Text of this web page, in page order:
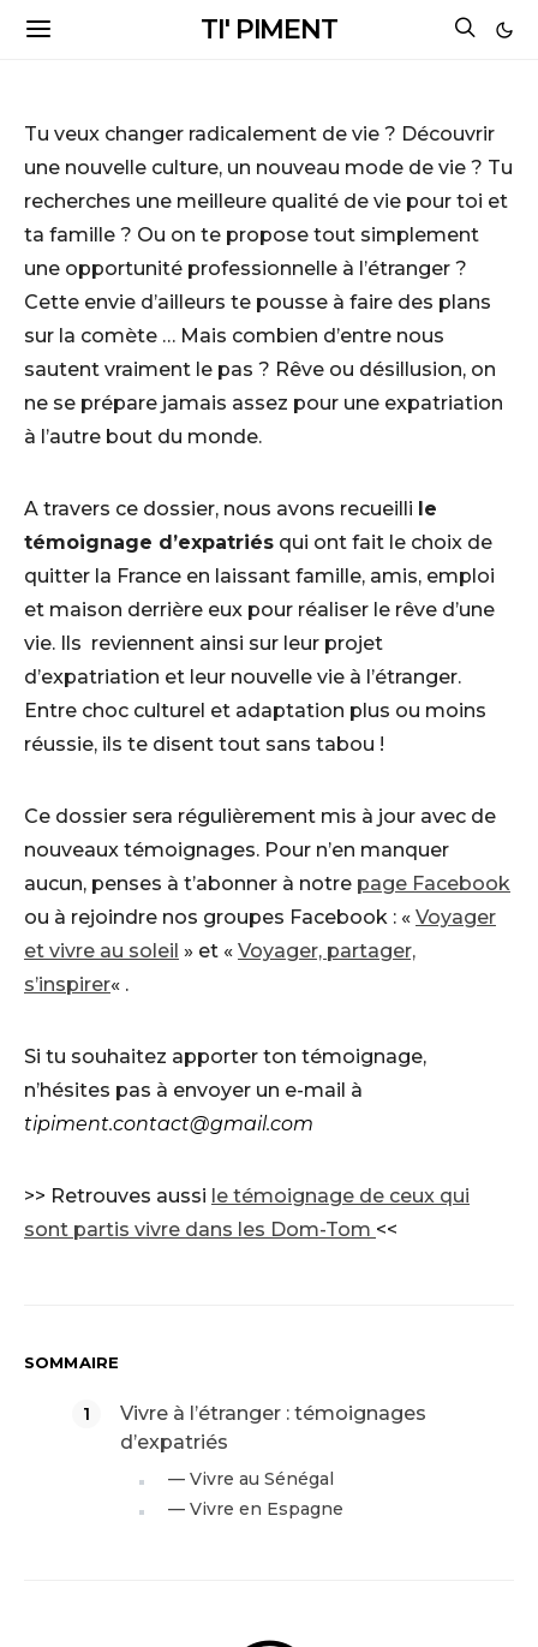
TI' PIMENT
Tu veux changer radicalement de vie ? Découvrir
une nouvelle culture, un nouveau mode de vie ? Tu
recherches une meilleure qualité de vie pour toi et
ta famille ? Ou on te propose tout simplement
une opportunité professionnelle à l’étranger ?
Cette envie d’ailleurs te pousse à faire des plans
sur la comète … Mais combien d’entre nous
sautent vraiment le pas ? Rêve ou désillusion, on
ne se prépare jamais assez pour une expatriation
à l’autre bout du monde.
A travers ce dossier, nous avons recueilli le
témoignage d’expatriés qui ont fait le choix de
quitter la France en laissant famille, amis, emploi
et maison derrière eux pour réaliser le rêve d’une
vie. Ils reviennent ainsi sur leur projet
d’expatriation et leur nouvelle vie à l’étranger.
Entre choc culturel et adaptation plus ou moins
réussie, ils te disent tout sans tabou !
Ce dossier sera régulièrement mis à jour avec de
nouveaux témoignages. Pour n’en manquer
aucun, penses à t’abonner à notre page Facebook
ou à rejoindre nos groupes Facebook : « Voyager
et vivre au soleil » et « Voyager, partager,
s’inspirer« .
Si tu souhaitez apporter ton témoignage,
n’hésites pas à envoyer un e-mail à
tipiment.contact@gmail.com
>> Retrouves aussi le témoignage de ceux qui
sont partis vivre dans les Dom-Tom <<
SOMMAIRE
Vivre à l’étranger : témoignages
d’expatriés
— Vivre au Sénégal
— Vivre en Espagne